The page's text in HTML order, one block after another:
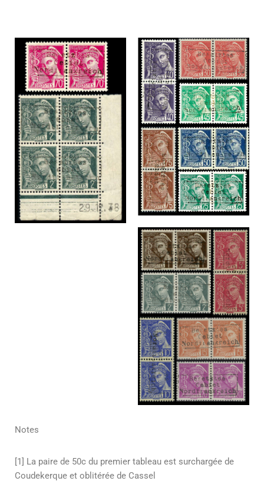
Notes
[1]
La paire de 50c du premier tableau est surchargée de
Coudekerque et oblitérée de Cassel